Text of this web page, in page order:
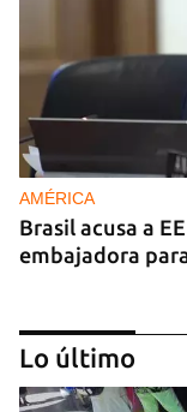
AMÉRICA
Brasil acusa a
embajadora
Lo último